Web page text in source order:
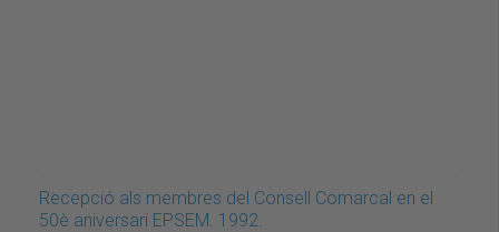
Recepció als membres del Consell Comarcal en el
50è aniversari EPSEM. 1992.